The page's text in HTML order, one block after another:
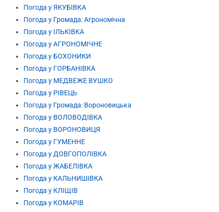
Погода у ЯКУБІВКА
Погода у Громада: Агрономічна
Погода у ІЛЬКІВКА
Погода у АГРОНОМІЧНЕ
Погода у БОХОНИКИ
Погода у ГОРБАНІВКА
Погода у МЕДВЕЖЕ ВУШКО
Погода у РІВЕЦЬ
Погода у Громада: Вороновицька
Погода у ВОЛОВОДІВКА
Погода у ВОРОНОВИЦЯ
Погода у ГУМЕННЕ
Погода у ДОВГОПОЛІВКА
Погода у ЖАБЕЛІВКА
Погода у КАЛЬНИШІВКА
Погода у КЛІЩІВ
Погода у КОМАРІВ